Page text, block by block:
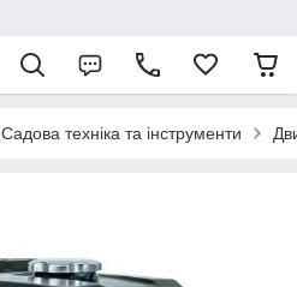
Садова техніка та інструменти